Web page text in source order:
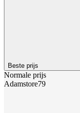
Beste prijs
Normale prijs
Adamstore79